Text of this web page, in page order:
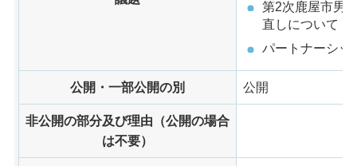
第2次鹿屋市男
直しについて
パートナーシッ
公開・一部公開の別 公開
非公開の部分及び理由（公開の場合
は不要）